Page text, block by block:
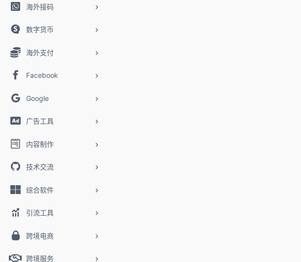
海外接码
数字货币
海外支付
Facebook
Google
广告工具
内容制作
技术交流
综合软件
引流工具
跨境电商
跨境服务